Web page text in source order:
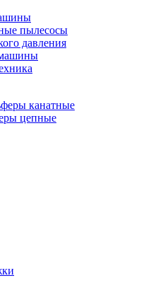
пылесосы
давления
канатные
цепные